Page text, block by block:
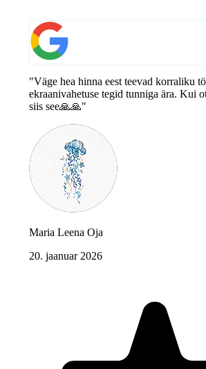
"Väge hea hinna eest teevad korraliku
ekraanivahetuse tegid tunniga ära. Kui
siis see🙏🙏"
Maria Leena Oja
20. jaanuar 2026